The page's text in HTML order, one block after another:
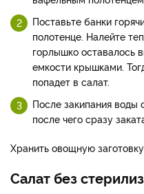
Поставьте банки
полотенце. Налейте
горлышко оставалось
емкости крышками.
попадет в салат.
После закипания воды
после чего сразу
Хранить овощную
Салат без